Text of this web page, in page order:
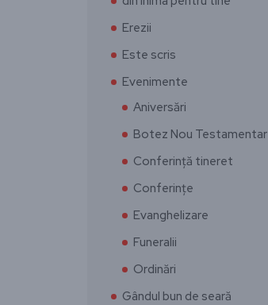
Erezii
Este scris
Evenimente
Aniversări
Botez Nou Testamentar
Conferință tineret
Conferințe
Evanghelizare
Funeralii
Ordinări
Gândul bun de seară